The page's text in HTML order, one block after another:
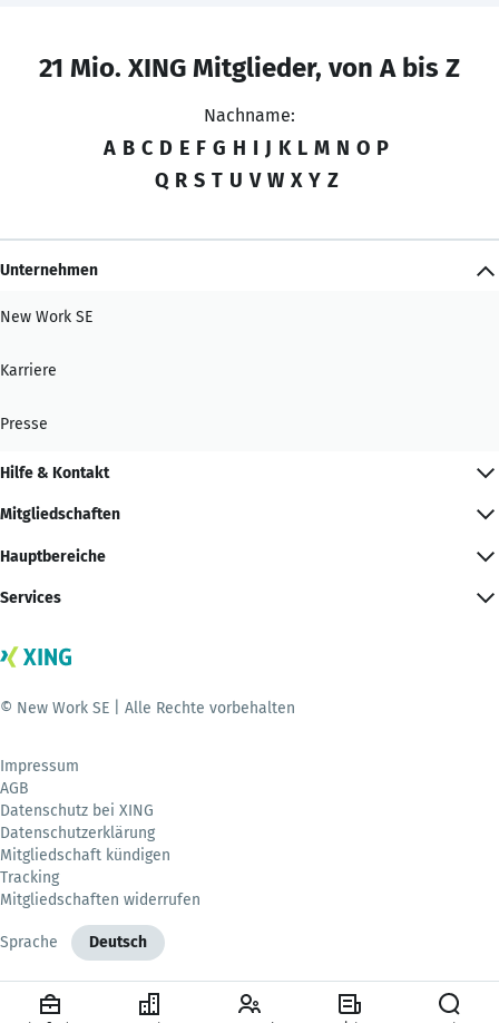
21 Mio. XING Mitglieder, von A bis Z
Nachname:
A B C D E F G H I J K L M N O P
Q R S T U V W X Y Z
Unternehmen
New Work SE
Karriere
Presse
Hilfe & Kontakt
Mitgliedschaften
Hauptbereiche
Services
© New Work SE | Alle Rechte vorbehalten
Impressum
AGB
Datenschutz bei XING
Datenschutzerklärung
Mitgliedschaft kündigen
Tracking
Mitgliedschaften widerrufen
Sprache Deutsch